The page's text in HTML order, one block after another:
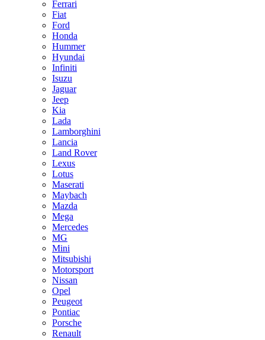
Ferrari
Fiat
Ford
Honda
Hummer
Hyundai
Infiniti
Isuzu
Jaguar
Jeep
Kia
Lada
Lamborghini
Lancia
Land Rover
Lexus
Lotus
Maserati
Maybach
Mazda
Mega
Mercedes
MG
Mini
Mitsubishi
Motorsport
Nissan
Opel
Peugeot
Pontiac
Porsche
Renault